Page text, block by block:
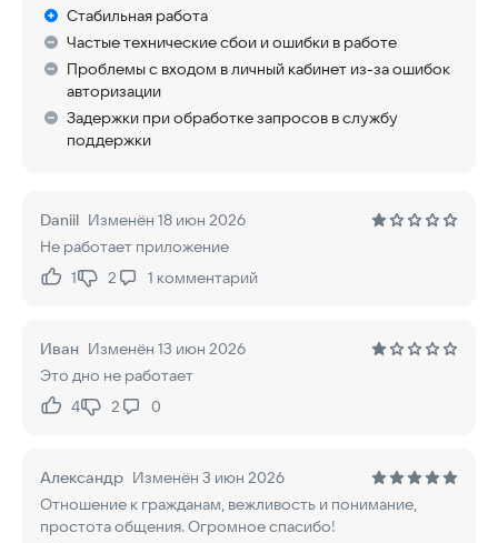
Стабильная работа
Частые технические сбои и ошибки в работе
Проблемы с входом в личный кабинет из-за ошибок
авторизации
Задержки при обработке запросов в службу
поддержки
Daniil Изменён 18 июн 2026
Не работает приложение
Нравится:
1Не нравится:
2 1 комментарий
Иван Изменён 13 июн 2026
Это дно не работает
Нравится:
4Не нравится:
2 0
Александр Изменён 3 июн 2026
Отношение к гражданам, вежливость и понимание,
простота общения. Огромное спасибо!